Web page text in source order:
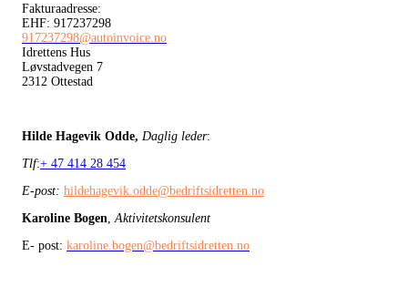
Fakturaadresse:
EHF: 917237298
917237298@autoinvoice.no
Idrettens Hus
Løvstadvegen 7
2312 Ottestad
Hilde Hagevik Odde, Daglig leder:
Tlf:+ 47 414 28 454
E-post: hildehagevik.odde@bedriftsidretten.no
Karoline Bogen Aktivitetskonsulent
E- post: karoline.bogen@bedriftsidretten.no